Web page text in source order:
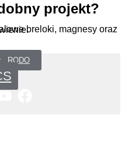
projekt?
zamówienie.
_RODO